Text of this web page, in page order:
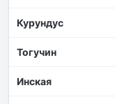
Курундус
Тогучин
Инская